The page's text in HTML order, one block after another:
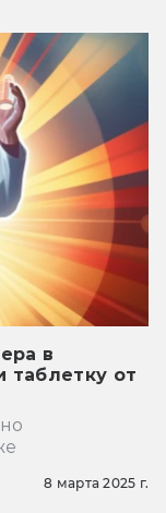
в
таблетку от
8 марта 2025 г.